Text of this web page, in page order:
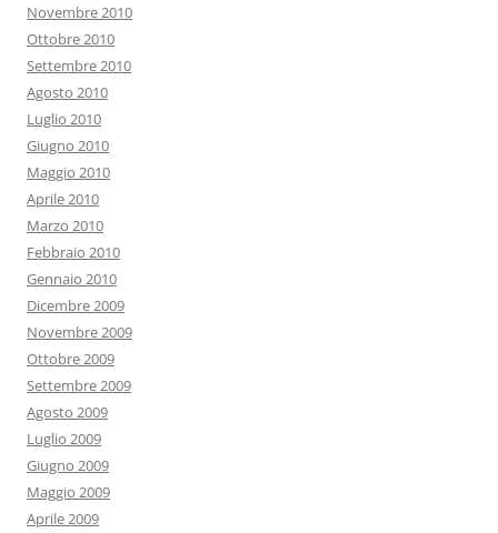
Novembre 2010
Ottobre 2010
Settembre 2010
Agosto 2010
Luglio 2010
Giugno 2010
Maggio 2010
Aprile 2010
Marzo 2010
Febbraio 2010
Gennaio 2010
Dicembre 2009
Novembre 2009
Ottobre 2009
Settembre 2009
Agosto 2009
Luglio 2009
Giugno 2009
Maggio 2009
Aprile 2009